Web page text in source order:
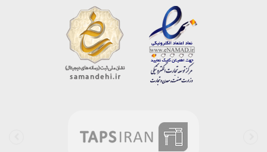
مهره خشکه کلاس 8 پیچ خشکه 10.9
پیچ خشکه اچ وی HV مهره خشکه اچ وی HV
است . در شرایطی که بین خرید محصولی مردد هستید ، تماس یا پیغام روی
خط واتس اپ شرکت ، شما را به کارشناس مربوطه حتی در ایام تعطیل
متصل نموده و با خیال راحت به محصول و یا خدمات لازم شما را راهنمایی می
اقدام به فروش اینترنتی و عرضه خدمات به قیمت روز و
رقابتی به مشتریان محترم می باشد . در فروشگاه اینترنتی و حضوری رابین